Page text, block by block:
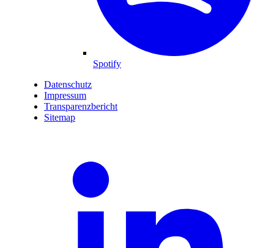
Spotify
Datenschutz
Impressum
Transparenzbericht
Sitemap